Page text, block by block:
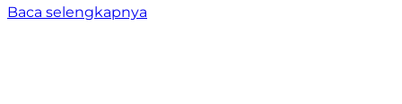
Baca selengkapnya